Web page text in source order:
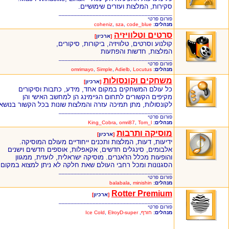
סקירות, המלצות ועזרים שימושיים.
פורום פרטי
מנהלים:
coheniz sza code_blue
סרטים וטלוויזיה [ארכיון]
קולנוע וסרטים, טלוויזיה, ביקורות, סיקורים,
המלצות, חדשות והפתעות
פורום פרטי
מנהלים:
omrimayo Simple Adielb Locutus
משחקים וקונסולות [ארכיון]
כל עולם המשחקים במקום אחד, מידע, כתבות וסיקורים
מקיפים הקשורים לתחום הגיימינג הן למחשב האישי והן
לקונסולות, מתן תמיכה עזרה והמלצות שונות בכל הקשור
פורום פרטי
מנהלים:
King_Cobra omri87 Tom_l
מוסיקה ותרבות [ארכיון]
ידיעות, דעות, המלצות ותכנים ייחודיים מעולם המוסיקה.
אלבומים, סינגלים חדשים, אקאפלות, אוספים חדשים וישנים
והופעות מכלל הז'אנרים. מוסיקה ישראלית, לועזית, ממגוון
הסגנונות ומכל רחבי העולם שאת חלקה לא ניתן למצוא
פורום פרטי
מנהלים:
balabala minishin
Rotter Premium
[ארכיון]
פורום פרטי
מנהלים: חורף ,
Ice Cold ElroyD-super